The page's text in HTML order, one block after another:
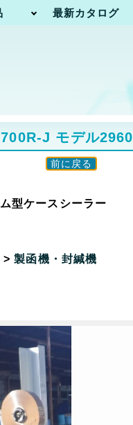
最新カタログ
J モデル2960
前に戻る
型ケースシーラー
>製函機・封緘機